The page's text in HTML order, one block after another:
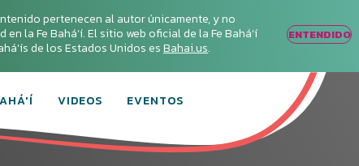
pertenecen al autor únicamente, y no
la Fe Bahá‘í. El sitio web oficial de la Fe Bahá‘í
de los Estados Unidos esBahai.us.
ENTENDIDO
VIDEOS EVENTOS